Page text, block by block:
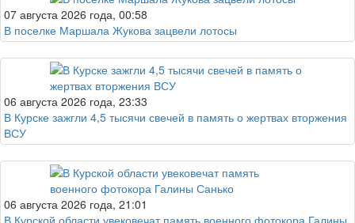
07 августа 2026 года, 00:58
В поселке Маршала Жукова зацвели лотосы
06 августа 2026 года, 23:33
В Курске зажгли 4,5 тысячи свечей в память о жертвах вторжения
ВСУ
06 августа 2026 года, 21:01
В Курской области увековечат память военного фотокора Галины